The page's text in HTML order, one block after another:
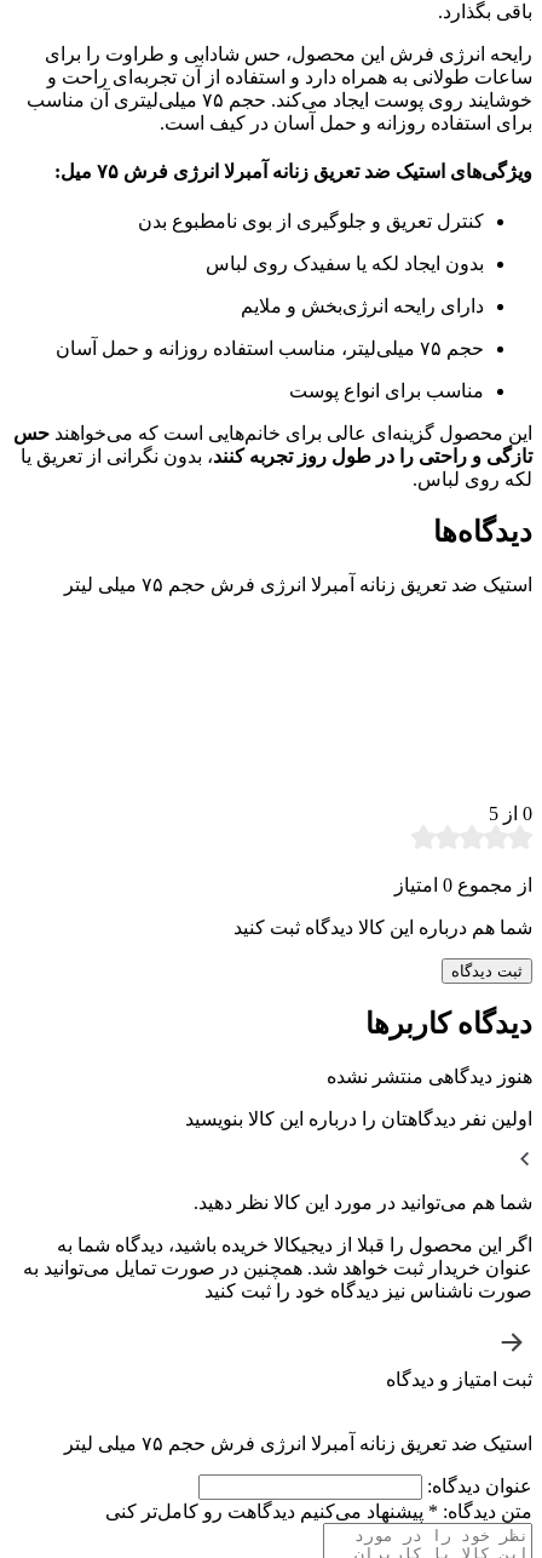
باقی بگذارد.
رایحه انرژی فرش این محصول، حس شادابی و طراوت را برای
ساعات طولانی به همراه دارد و استفاده از آن تجربه‌ای راحت و
خوشایند روی پوست ایجاد می‌کند. حجم ۷۵ میلی‌لیتری آن مناسب
برای استفاده روزانه و حمل آسان در کیف است.
ویژگی‌های استیک ضد تعریق زنانه آمبرلا انرژی فرش ۷۵ میل:
کنترل تعریق و جلوگیری از بوی نامطبوع بدن
بدون ایجاد لکه یا سفیدک روی لباس
دارای رایحه انرژی‌بخش و ملایم
حجم ۷۵ میلی‌لیتر، مناسب استفاده روزانه و حمل آسان
مناسب برای انواع پوست
این محصول گزینه‌ای عالی برای خانم‌هایی است که می‌خواهند حس
تازگی و راحتی را در طول روز تجربه کنند، بدون نگرانی از تعریق یا
لکه روی لباس.
دیدگاه‌ها
استیک ضد تعریق زنانه آمبرلا انرژی فرش حجم ۷۵ میلی لیتر
0 از 5
از مجموع 0 امتیاز
شما هم درباره این کالا دیدگاه ثبت کنید
ثبت دیدگاه
دیدگاه کاربرها
هنوز دیدگاهی منتشر نشده
اولین نفر دیدگاهتان را درباره این کالا بنویسید
شما هم می‌توانید در مورد این کالا نظر دهید.
اگر این محصول را قبلا از دیجیکالا خریده باشید، دیدگاه شما به
عنوان خریدار ثبت خواهد شد. همچنین در صورت تمایل می‌توانید به
صورت ناشناس نیز دیدگاه خود را ثبت کنید
ثبت امتیاز و دیدگاه
استیک ضد تعریق زنانه آمبرلا انرژی فرش حجم ۷۵ میلی لیتر
عنوان دیدگاه:
متن دیدگاه: * پیشنهاد می‌کنیم دیدگاهت رو کامل‌تر کنی